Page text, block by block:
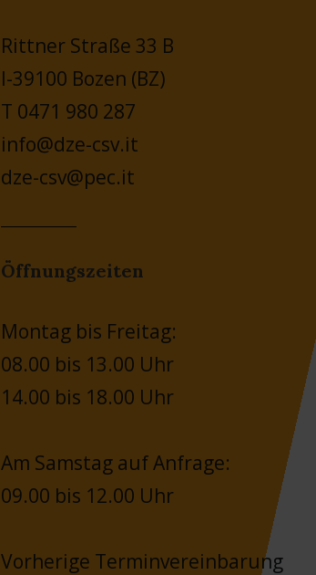
Rittner Straße 33 B
I-39100 Bozen (BZ)
T 0471 980 287
info@dze-csv.it
dze-csv@pec.it
Öffnungszeiten
Montag bis Freitag:
08.00 bis 13.00 Uhr
14.00 bis 18.00 Uhr
Am Samstag auf Anfrage:
09.00 bis 12.00 Uhr
Vorherige Terminvereinbarung